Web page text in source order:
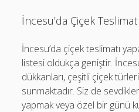
İncesu’da Çiçek
İncesu’da çiçek teslimatı
listesi oldukça geniştir.
dükkanları, çeşitli çiçek
sunmaktadır. Siz de
yapmak veya özel bir günü